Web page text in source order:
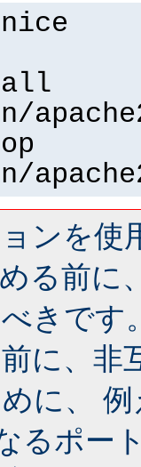
ンを使
る前に
きです
に、非
に、
るポー